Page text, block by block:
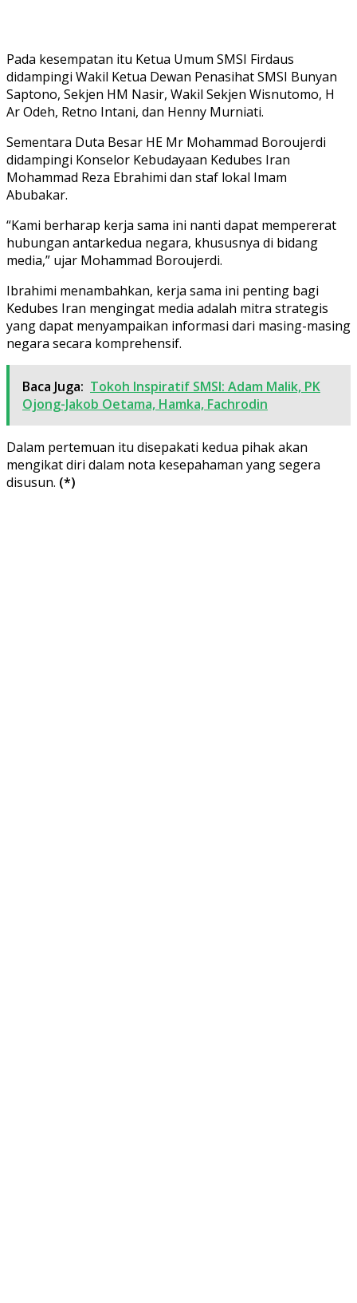
Pada kesempatan itu Ketua Umum SMSI Firdaus
didampingi Wakil Ketua Dewan Penasihat SMSI Bunyan
Saptono, Sekjen HM Nasir, Wakil Sekjen Wisnutomo, H
Ar Odeh, Retno Intani, dan Henny Murniati.
Sementara Duta Besar HE Mr Mohammad Boroujerdi
didampingi Konselor Kebudayaan Kedubes Iran
Mohammad Reza Ebrahimi dan staf lokal Imam
Abubakar.
“Kami berharap kerja sama ini nanti dapat mempererat
hubungan antarkedua negara, khususnya di bidang
media,” ujar Mohammad Boroujerdi.
Ibrahimi menambahkan, kerja sama ini penting bagi
Kedubes Iran mengingat media adalah mitra strategis
yang dapat menyampaikan informasi dari masing-masing
negara secara komprehensif.
Baca Juga: Tokoh Inspiratif SMSI: Adam Malik, PK
Ojong-Jakob Oetama, Hamka, Fachrodin
Dalam pertemuan itu disepakati kedua pihak akan
mengikat diri dalam nota kesepahaman yang segera
disusun. (*)